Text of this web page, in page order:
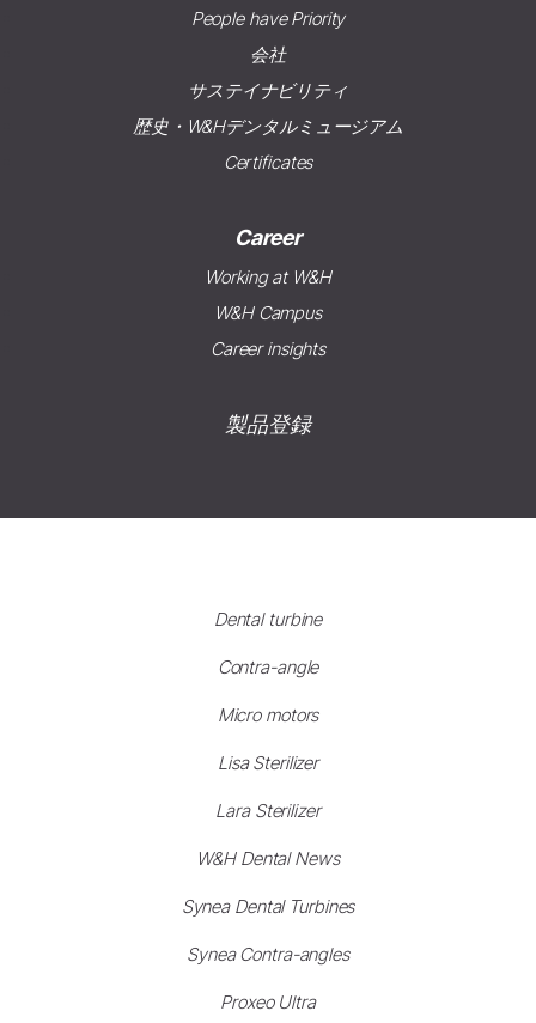
People have Priority
会社
サステイナビリティ
歴史・W&Hデンタルミュージアム
Certificates
Career
Working at W&H
W&H Campus
Career insights
製品登録
Dental turbine
Contra-angle
Micro motors
Lisa Sterilizer
Lara Sterilizer
W&H Dental News
Synea Dental Turbines
Synea Contra-angles
Proxeo Ultra